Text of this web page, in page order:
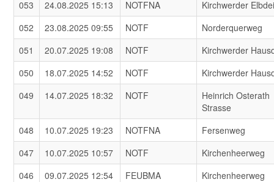
053
24.08.2025 15:13 NOTFNA
Kirchwerder
052
23.08.2025 09:55 NOTF
Norderquerweg
051
20.07.2025 19:08 NOTF
Kirchwerder
050
18.07.2025 14:52 NOTF
Kirchwerder
049
14.07.2025 18:32 NOTF
Heinrich Osterath
Strasse
048
10.07.2025 19:23 NOTFNA
Fersenweg
047
10.07.2025 10:57 NOTF
Kirchenheerweg
046
09.07.2025 12:54 FEUBMA
Kirchenheerweg